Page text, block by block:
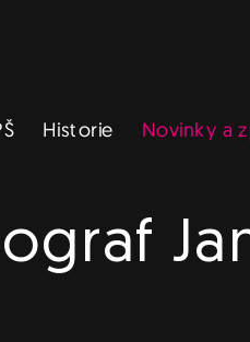
Historie Novinky a